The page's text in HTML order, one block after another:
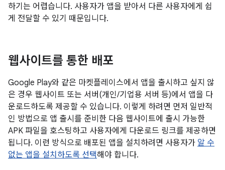
하기는 어렵습니다. 사용자가 앱을 받아서 다른 사용자에게 쉽
게 전달할 수 있기 때문입니다.
웹사이트를 통한 배포
Google Play와 같은 마켓플레이스에서 앱을 출시하고 싶지 않
은 경우 웹사이트 또는 서버(개인/기업용 서버 등)에서 앱을 다
운로드하도록 제공할 수 있습니다. 이렇게 하려면 먼저 일반적
인 방법으로 앱 출시를 준비한 다음 웹사이트에 출시 가능한
APK 파일을 호스팅하고 사용자에게 다운로드 링크를 제공하면
됩니다. 이런 방식으로 배포된 앱을 설치하려면 사용자가 알 수
없는 앱을 설치하도록 선택해야 합니다.